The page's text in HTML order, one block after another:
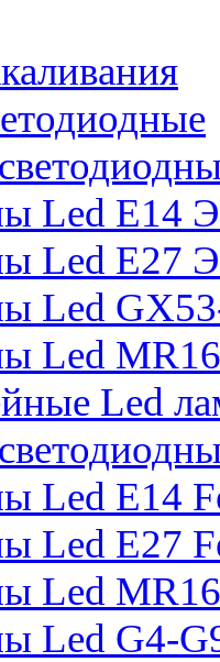
Led E14
Led E27
Led
Led
Led
Led E14
Led E27
Led
Led G4-